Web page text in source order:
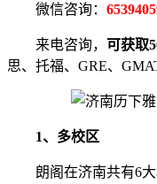
微信咨询：
来电咨询， 可获取
思、托福、GRE、
1、多校区
朗阁在济南共有6大